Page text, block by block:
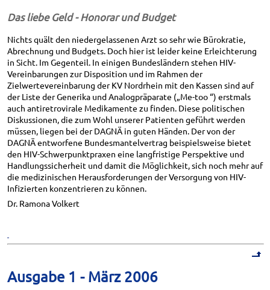
Das liebe Geld - Honorar und Budget
Nichts quält den niedergelassenen Arzt so sehr wie Bürokratie,
Abrechnung und Budgets. Doch hier ist leider keine Erleichterung
in Sicht. Im Gegenteil. In einigen Bundesländern stehen HIV-
Vereinbarungen zur Disposition und im Rahmen der
Zielwertevereinbarung der KV Nordrhein mit den Kassen sind auf
der Liste der Generika und Analogpräparate („Me-too “) erstmals
auch antiretrovirale Medikamente zu finden. Diese politischen
Diskussionen, die zum Wohl unserer Patienten geführt werden
müssen, liegen bei der DAGNÄ in guten Händen. Der von der
DAGNÄ entworfene Bundesmantelvertrag beispielsweise bietet
den HIV-Schwerpunktpraxen eine langfristige Perspektive und
Handlungssicherheit und damit die Möglichkeit, sich noch mehr auf
die medizinischen Herausforderungen der Versorgung von HIV-
Infizierten konzentrieren zu können.
Dr. Ramona Volkert
Ausgabe 1 - März 2006